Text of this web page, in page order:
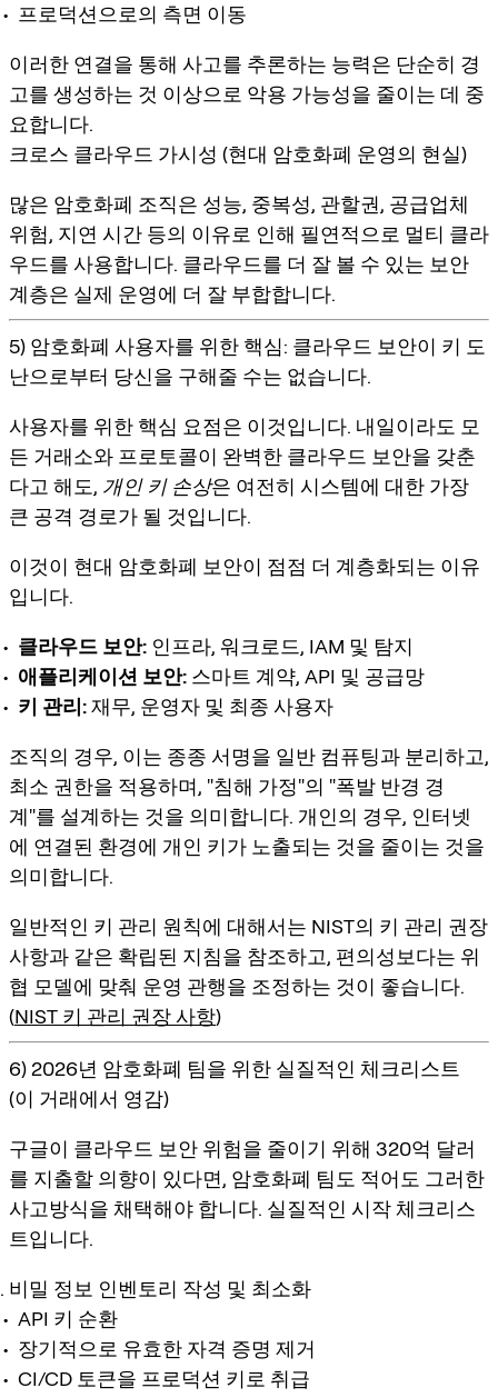
프로덕션으로의 측면 이동
이러한 연결을 통해 사고를 추론하는 능력은 단순히 경
고를 생성하는 것 이상으로 악용 가능성을 줄이는 데 중
요합니다.
크로스 클라우드 가시성 (현대 암호화폐 운영의 현실)
많은 암호화폐 조직은 성능, 중복성, 관할권, 공급업체
위험, 지연 시간 등의 이유로 인해 필연적으로 멀티 클라
우드를 사용합니다. 클라우드를 더 잘 볼 수 있는 보안
계층은 실제 운영에 더 잘 부합합니다.
5) 암호화폐 사용자를 위한 핵심: 클라우드 보안이 키 도
난으로부터 당신을 구해줄 수는 없습니다.
사용자를 위한 핵심 요점은 이것입니다. 내일이라도 모
든 거래소와 프로토콜이 완벽한 클라우드 보안을 갖춘
다고 해도, 개인 키 손상은 여전히 시스템에 대한 가장
큰 공격 경로가 될 것입니다.
이것이 현대 암호화폐 보안이 점점 더 계층화되는 이유
입니다.
클라우드 보안: 인프라, 워크로드, IAM 및 탐지
애플리케이션 보안: 스마트 계약, API 및 공급망
키 관리:재무, 운영자 및 최종 사용자
조직의 경우, 이는 종종 서명을 일반 컴퓨팅과 분리하고,
최소 권한을 적용하며, "침해 가정"의 "폭발 반경 경
계"를 설계하는 것을 의미합니다. 개인의 경우, 인터넷
에 연결된 환경에 개인 키가 노출되는 것을 줄이는 것을
의미합니다.
일반적인 키 관리 원칙에 대해서는 NIST의 키 관리 권장
사항과 같은 확립된 지침을 참조하고, 편의성보다는 위
협 모델에 맞춰 운영 관행을 조정하는 것이 좋습니다.
(NIST 키 관리 권장 사항)
6) 2026년 암호화폐 팀을 위한 실질적인 체크리스트
(이 거래에서 영감)
구글이 클라우드 보안 위험을 줄이기 위해 320억 달러
를 지출할 의향이 있다면, 암호화폐 팀도 적어도 그러한
사고방식을 채택해야 합니다. 실질적인 시작 체크리스
트입니다.
비밀 정보 인벤토리 작성 및 최소화
API 키 순환
장기적으로 유효한 자격 증명 제거
CI/CD 토큰을 프로덕션 키로 취급